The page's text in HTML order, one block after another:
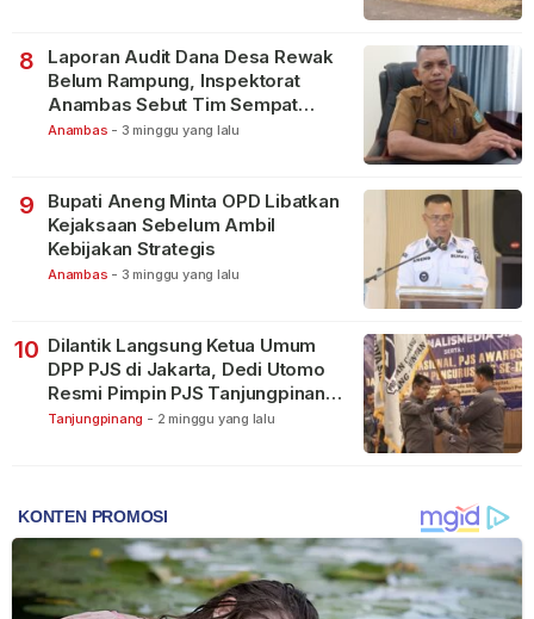
8
Laporan Audit Dana Desa Rewak
Belum Rampung, Inspektorat
Anambas Sebut Tim Sempat
Terbagi Tangani Kasus Lain
Anambas - 3 minggu yang lalu
9
Bupati Aneng Minta OPD Libatkan
Kejaksaan Sebelum Ambil
Kebijakan Strategis
Anambas - 3 minggu yang lalu
10 Dilantik Langsung Ketua Umum
DPP PJS di Jakarta, Dedi Utomo
Resmi Pimpin PJS Tanjungpinang-
Bintan
Tanjungpinang - 2 minggu yang lalu